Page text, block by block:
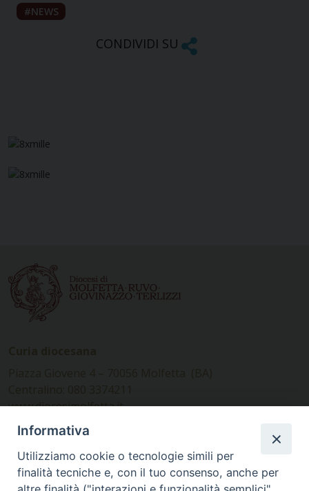
NEWS
CONDIVIDI SU
www.diocesimolfetta.it –
diocesimolfetta@pec.chiesacattolica.it
Ufficio Comunicazioni sociali
Informativa
Utilizziamo cookie o tecnologie simili per
finalità tecniche e, con il tuo consenso, anche per